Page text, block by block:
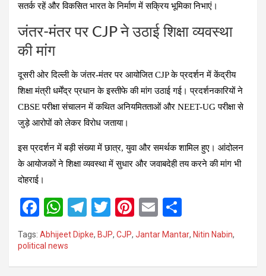
सतर्क रहें और विकसित भारत के निर्माण में सक्रिय भूमिका निभाएं।
जंतर-मंतर पर CJP ने उठाई शिक्षा व्यवस्था
की मांग
दूसरी ओर दिल्ली के जंतर-मंतर पर आयोजित CJP के प्रदर्शन में केंद्रीय
शिक्षा मंत्री धर्मेंद्र प्रधान के इस्तीफे की मांग उठाई गई। प्रदर्शनकारियों ने
CBSE परीक्षा संचालन में कथित अनियमितताओं और NEET-UG परीक्षा से
जुड़े आरोपों को लेकर विरोध जताया।
इस प्रदर्शन में बड़ी संख्या में छात्र, युवा और समर्थक शामिल हुए। आंदोलन
के आयोजकों ने शिक्षा व्यवस्था में सुधार और जवाबदेही तय करने की मांग भी
दोहराई।
F
a
ce
b
W
h
at
s
T
el
e
gr
T
wi
tt
er
Pi
nt
er
es
E
m
ail ar
e
Tags: Abhijeet Dipke, BJP, CJP, Jantar Mantar, Nitin Nabin,
political news